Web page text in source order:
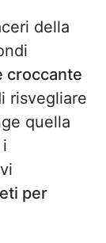
della
croccante
risvegliare
quella
per